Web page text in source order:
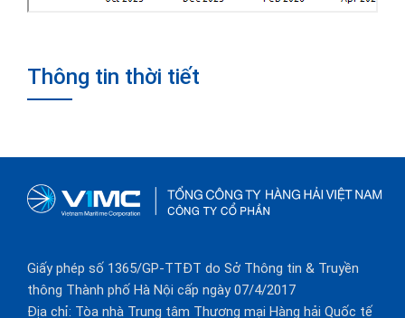
Thông tin thời tiết
Giấy phép số 1365/GP-TTĐT do Sở Thông tin & Truyền
thông Thành phố Hà Nội cấp ngày 07/4/2017
Địa chỉ: Tòa nhà Trung tâm Thương mại Hàng hải Quốc tế